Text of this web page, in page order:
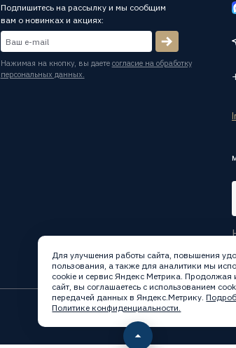
Подпишитесь на рассылку и мы сообщим
вам о новинках и акциях:
Нажимая на кнопку, вы даете согласие на обработку
персональных данных.
Для улучшения работы сайта, повышения
пользования, а также для аналитики мы
cookie и сервис Яндекс Метрика. Продолжая
сайт, вы соглашаетесь с использованием
передачей данных в Яндекс.Метрику.
Политике конфиденциальности.